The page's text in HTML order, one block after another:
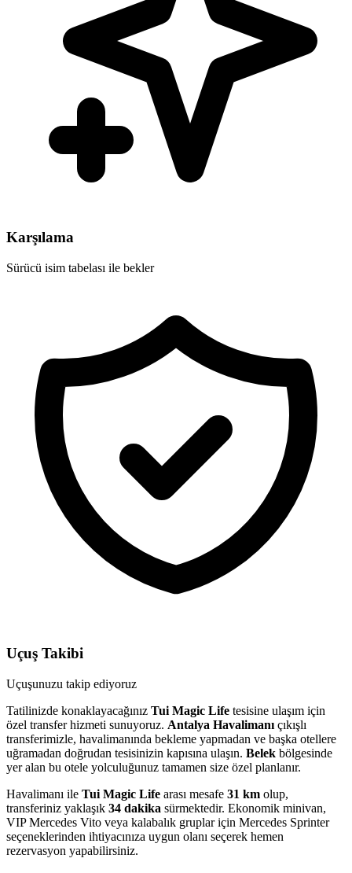
Karşılama
Sürücü isim tabelası ile bekler
Uçuş Takibi
Uçuşunuzu takip ediyoruz
Tatilinizde konaklayacağınız Tui Magic Life tesisine ulaşım için
özel transfer hizmeti sunuyoruz. Antalya Havalimanı çıkışlı
transferimizle, havalimanında bekleme yapmadan ve başka otellere
uğramadan doğrudan tesisinizin kapısına ulaşın. Belek bölgesinde
yer alan bu otele yolculuğunuz tamamen size özel planlanır.
Havalimanı ile Tui Magic Life arası mesafe 31 km olup,
transferiniz yaklaşık 34 dakika sürmektedir. Ekonomik minivan,
VIP Mercedes Vito veya kalabalık gruplar için Mercedes Sprinter
seçeneklerinden ihtiyacınıza uygun olanı seçerek hemen
rezervasyon yapabilirsiniz.